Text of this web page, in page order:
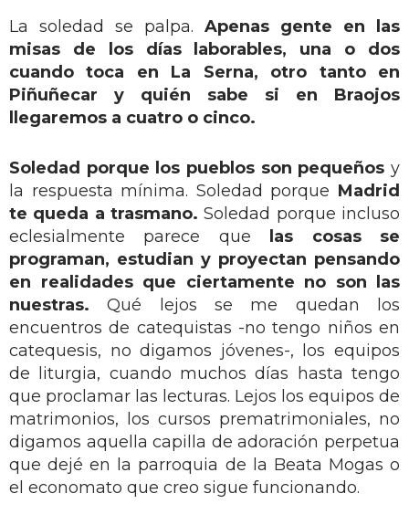
La soledad se palpa. Apenas gente en las
misas de los días laborables, una o dos
cuando toca en La Serna, otro tanto en
Piñuñecar y quién sabe si en Braojos
llegaremos a cuatro o cinco.
Soledad porque los pueblos son pequeños y
la respuesta mínima. Soledad porque Madrid
te queda a trasmano. Soledad porque incluso
eclesialmente parece que
las cosas se
programan, estudian y proyectan pensando
en realidades que ciertamente no son las
nuestras. Qué lejos se me quedan los
encuentros de catequistas -no tengo niños en
catequesis, no digamos jóvenes-, los equipos
de liturgia, cuando muchos días hasta tengo
que proclamar las lecturas. Lejos los equipos de
matrimonios, los cursos prematrimoniales, no
digamos aquella capilla de adoración perpetua
que dejé en la parroquia de la Beata Mogas o
el economato que creo sigue funcionando.